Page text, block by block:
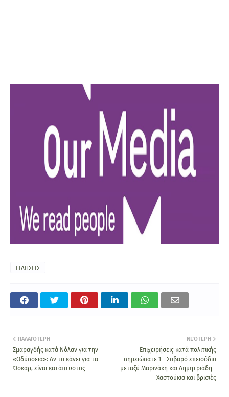
ΕΙΔΗΣΕΙΣ
ΝΕΌΤΕΡΗ
Επιχειρήσεις κατά πολιτικής
σημειώσατε 1 - Σοβαρό επεισόδιο
μεταξύ Μαρινάκη και Δημητριάδη -
Χαστούκια και βρισιές
ΠΑΛΑΙΌΤΕΡΗ
Σμαραγδής κατά Νόλαν για την
«Οδύσσεια»: Αν το κάνει για τα
Όσκαρ, είναι κατάπτυστος